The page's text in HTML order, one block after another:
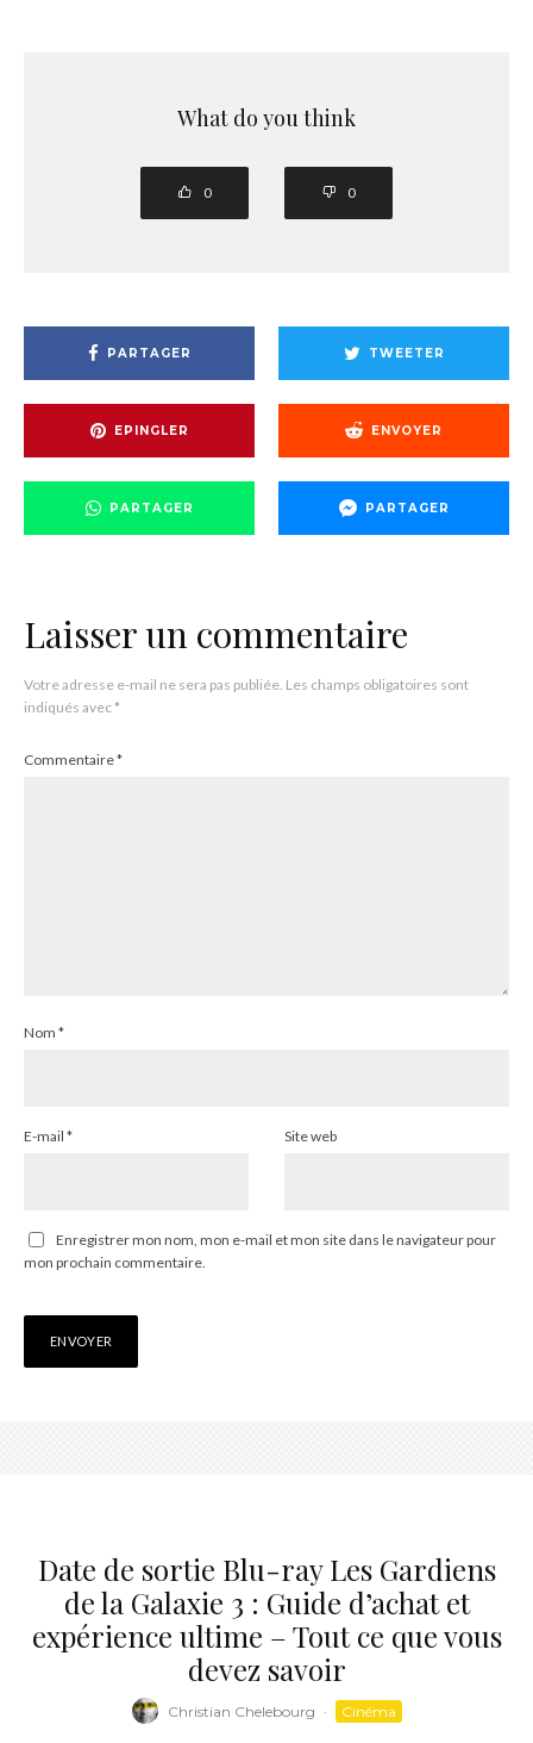
What do you think
0 0
PARTAGER TWEETER
EPINGLER ENVOYER
PARTAGER PARTAGER
Laisser un commentaire
Votre adresse e-mail ne sera pas publiée. Les champs obligatoires sont
indiqués avec*
Commentaire*
Nom *
E-mail * Site web
Enregistrer mon nom, mon e-mail et mon site dans le navigateur pour
mon prochain commentaire.
Date de sortie Blu-ray Les Gardiens
de la Galaxie 3 : Guide d’achat et
expérience ultime – Tout ce que vous
devez savoir
Christian Chelebourg · Cinéma